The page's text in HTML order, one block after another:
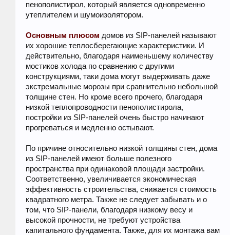
пенополистирол, который является одновременно
утеплителем и шумоизолятором.
Основным плюсом домов из SIP-панелей называют
их хорошие теплосберегающие характеристики. И
действительно, благодаря наименьшему количеству
мостиков холода по сравнению с другими
конструкциями, таки дома могут выдерживать даже
экстремальные морозы при сравнительно небольшой
толщине стен. Но кроме всего прочего, благодаря
низкой теплопроводности пенополистирола,
постройки из SIP-панелей очень быстро начинают
прогреваться и медленно остывают.
По причине относительно низкой толщины стен, дома
из SIP-панелей имеют больше полезного
пространства при одинаковой площади застройки.
Соответственно, увеличивается экономическая
эффективность строительства, снижается стоимость
квадратного метра. Также не следует забывать и о
том, что SIP-панели, благодаря низкому весу и
высокой прочности, не требуют устройства
капитального фундамента. Также, для их монтажа вам